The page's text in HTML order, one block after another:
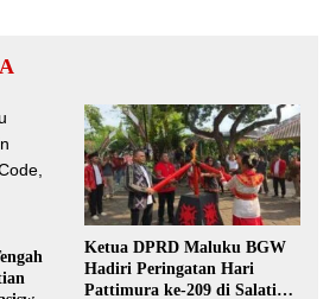
Ketua DPRD Maluku BGW
Hadiri Peringatan Hari
Pattimura ke-209 di Salatiga,